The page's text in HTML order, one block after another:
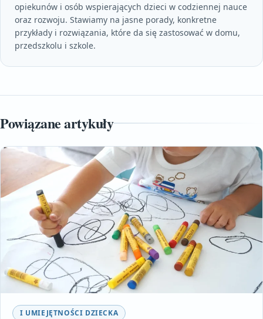
opiekunów i osób wspierających dzieci w codziennej nauce
oraz rozwoju. Stawiamy na jasne porady, konkretne
przykłady i rozwiązania, które da się zastosować w domu,
przedszkolu i szkole.
Powiązane artykuły
I UMIEJĘTNOŚCI DZIECKA